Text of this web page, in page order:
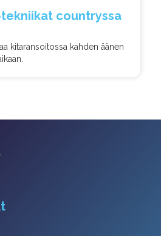
countryssa
kitaransoitossa kahden äänen